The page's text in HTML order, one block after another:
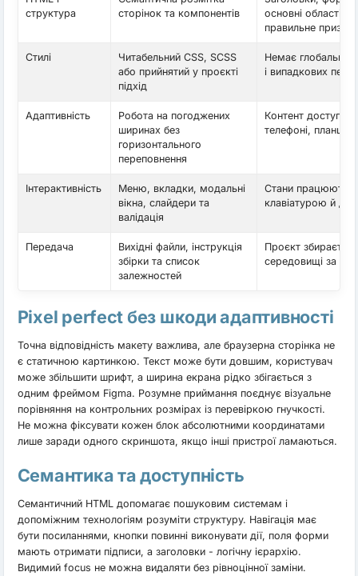
структура
сторінок та компонентів
основні області
правильне
Стилі
Читабельний CSS, SCSS
або прийнятий у проєкті
підхід
Немає глобальних
і випадкових
Адаптивність
Робота на погоджених
ширинах без
горизонтального
переповнення
Контент
телефоні,
Інтерактивність
Меню, вкладки, модальні
вікна, слайдери та
валідація
Стани працюють
клавіатурою й
Передача
Вихідні файли, інструкція
збірки та список
залежностей
Проєкт
середовищі за
Pixel perfect без шкоди адаптивності
Точна відповідність макету важлива, але браузерна сторінка не
є статичною картинкою. Текст може бути довшим, користувач
може збільшити шрифт, а ширина екрана рідко збігається з
одним фреймом Figma. Розумне приймання поєднує візуальне
порівняння на контрольних розмірах із перевіркою гнучкості.
Не можна фіксувати кожен блок абсолютними координатами
лише заради одного скриншота, якщо інші пристрої ламаються.
Семантика та доступність
Семантичний HTML допомагає пошуковим системам і
допоміжним технологіям розуміти структуру. Навігація має
бути посиланнями, кнопки повинні виконувати дії, поля форми
мають отримати підписи, а заголовки - логічну ієрархію.
Видимий focus не можна видаляти без рівноцінної заміни.